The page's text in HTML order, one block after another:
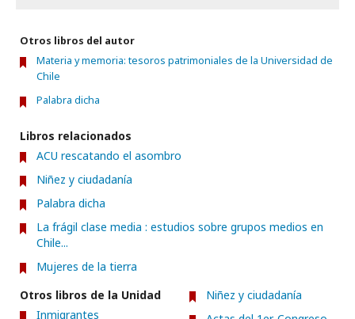
Otros libros del autor
Materia y memoria: tesoros patrimoniales de la Universidad de
Chile
Palabra dicha
Libros relacionados
ACU rescatando el asombro
Niñez y ciudadanía
Palabra dicha
La frágil clase media : estudios sobre grupos medios en
Chile...
Mujeres de la tierra
Otros libros de la Unidad
Inmigrantes
Niñez y ciudadanía